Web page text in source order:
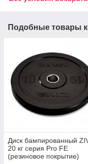
Подобные товары
Диск бампированный
20 кг серия Pro FЕ
(резиновое покрытие)